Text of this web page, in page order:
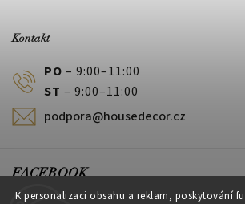
K personalizaci obsahu a reklam, poskytování
Kontakt
PO – 9:00–11:00
ST – 9:00–11:00
podpora@housedecor.cz
FACEBOOK